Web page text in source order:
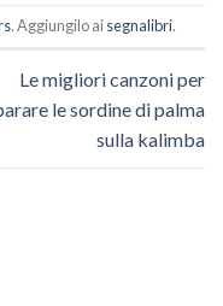
. Aggiungilo aisegnalibri.
Le migliori canzoni per
le sordine di palma
sulla kalimba